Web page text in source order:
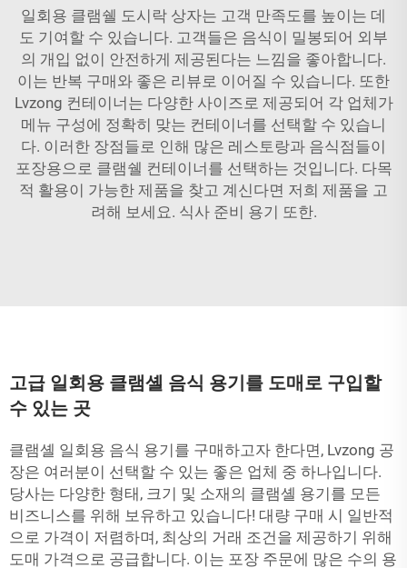
일회용 클램쉘 도시락 상자는 고객 만족도를 높이는 데
도 기여할 수 있습니다. 고객들은 음식이 밀봉되어 외부
의 개입 없이 안전하게 제공된다는 느낌을 좋아합니다.
이는 반복 구매와 좋은 리뷰로 이어질 수 있습니다. 또한
Lvzong 컨테이너는 다양한 사이즈로 제공되어 각 업체가
메뉴 구성에 정확히 맞는 컨테이너를 선택할 수 있습니
다. 이러한 장점들로 인해 많은 레스토랑과 음식점들이
포장용으로 클램쉘 컨테이너를 선택하는 것입니다. 다목
적 활용이 가능한 제품을 찾고 계신다면 저희 제품을 고
려해 보세요. 식사 준비 용기 또한.
고급 일회용 클램셸 음식 용기를 도매로 구입할
수 있는 곳
클램셸 일회용 음식 용기를 구매하고자 한다면, Lvzong 공
장은 여러분이 선택할 수 있는 좋은 업체 중 하나입니다.
당사는 다양한 형태, 크기 및 소재의 클램셸 용기를 모든
비즈니스를 위해 보유하고 있습니다! 대량 구매 시 일반적
으로 가격이 저렴하며, 최상의 거래 조건을 제공하기 위해
도매 가격으로 공급합니다. 이는 포장 주문에 많은 수의 용